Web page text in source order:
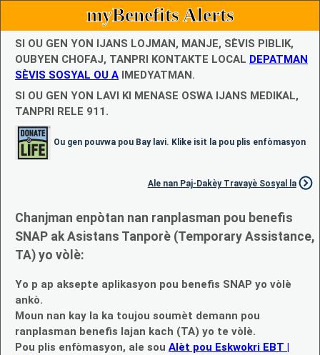
myBenefits Alerts
SI OU GEN YON IJANS LOJMAN, MANJE, SÈVIS PIBLIK,
OUBYEN CHOFAJ, TANPRI KONTAKTE LOCAL DEPATMAN
SÈVIS SOSYAL OU A IMEDYATMAN.
SI OU GEN YON LAVI KI MENASE OSWA IJANS MEDIKAL,
TANPRI RELE 911.
Ou gen pouvwa pou Bay lavi. Klike isit la pou plis enfòmasyon
Ale nan Paj-Dakèy Travayè Sosyal la
Chanjman enpòtan nan ranplasman pou benefis
SNAP ak Asistans Tanporè (Temporary Assistance,
TA) yo vòlè:
Yo p ap aksepte aplikasyon pou benefis SNAP yo vòlè
ankò.
Moun nan kay la ka toujou soumèt demann pou
ranplasman benefis lajan kach (TA) yo te vòlè.
Pou plis enfòmasyon, ale sou Alèt pou Eskwokri EBT |